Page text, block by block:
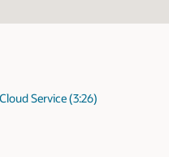
速網絡骨幹網連接的可用性領
Windows Server 和企
Service (3:26)